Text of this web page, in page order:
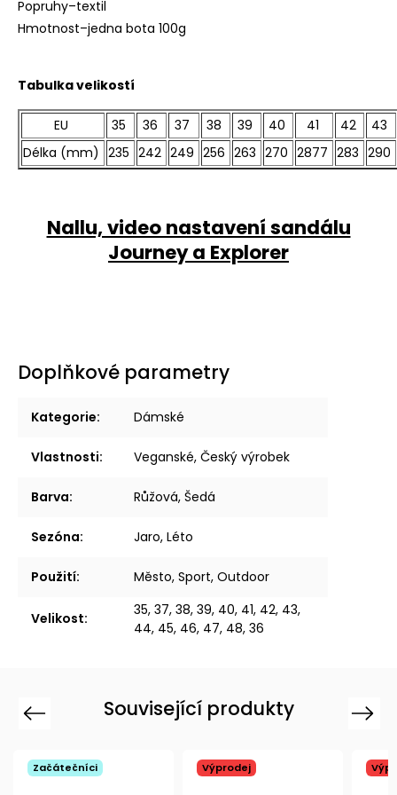
Popruhy–textil
Hmotnost–jedna bota 100g
Tabulka velikostí
EU 35 36 37 38 39 40 41 42
43
Délka (mm) 235 242 249 256 263 270 2877 283 290
Nallu, video nastavení sandálu
Journey a Explorer
Doplňkové parametry
Kategorie: Dámské
Vlastnosti: Veganské, Český výrobek
Barva: Růžová, Šedá
Sezóna: Jaro, Léto
Použití: Město, Sport, Outdoor
Velikost:
35, 37, 38, 39, 40, 41, 42, 43,
44, 45, 46, 47, 48, 36
Související produkty
Previous
Začátečníci Výprodej
Next